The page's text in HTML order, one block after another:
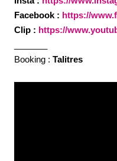
Facebook : https://
Clip : https://
Booking : Talitres